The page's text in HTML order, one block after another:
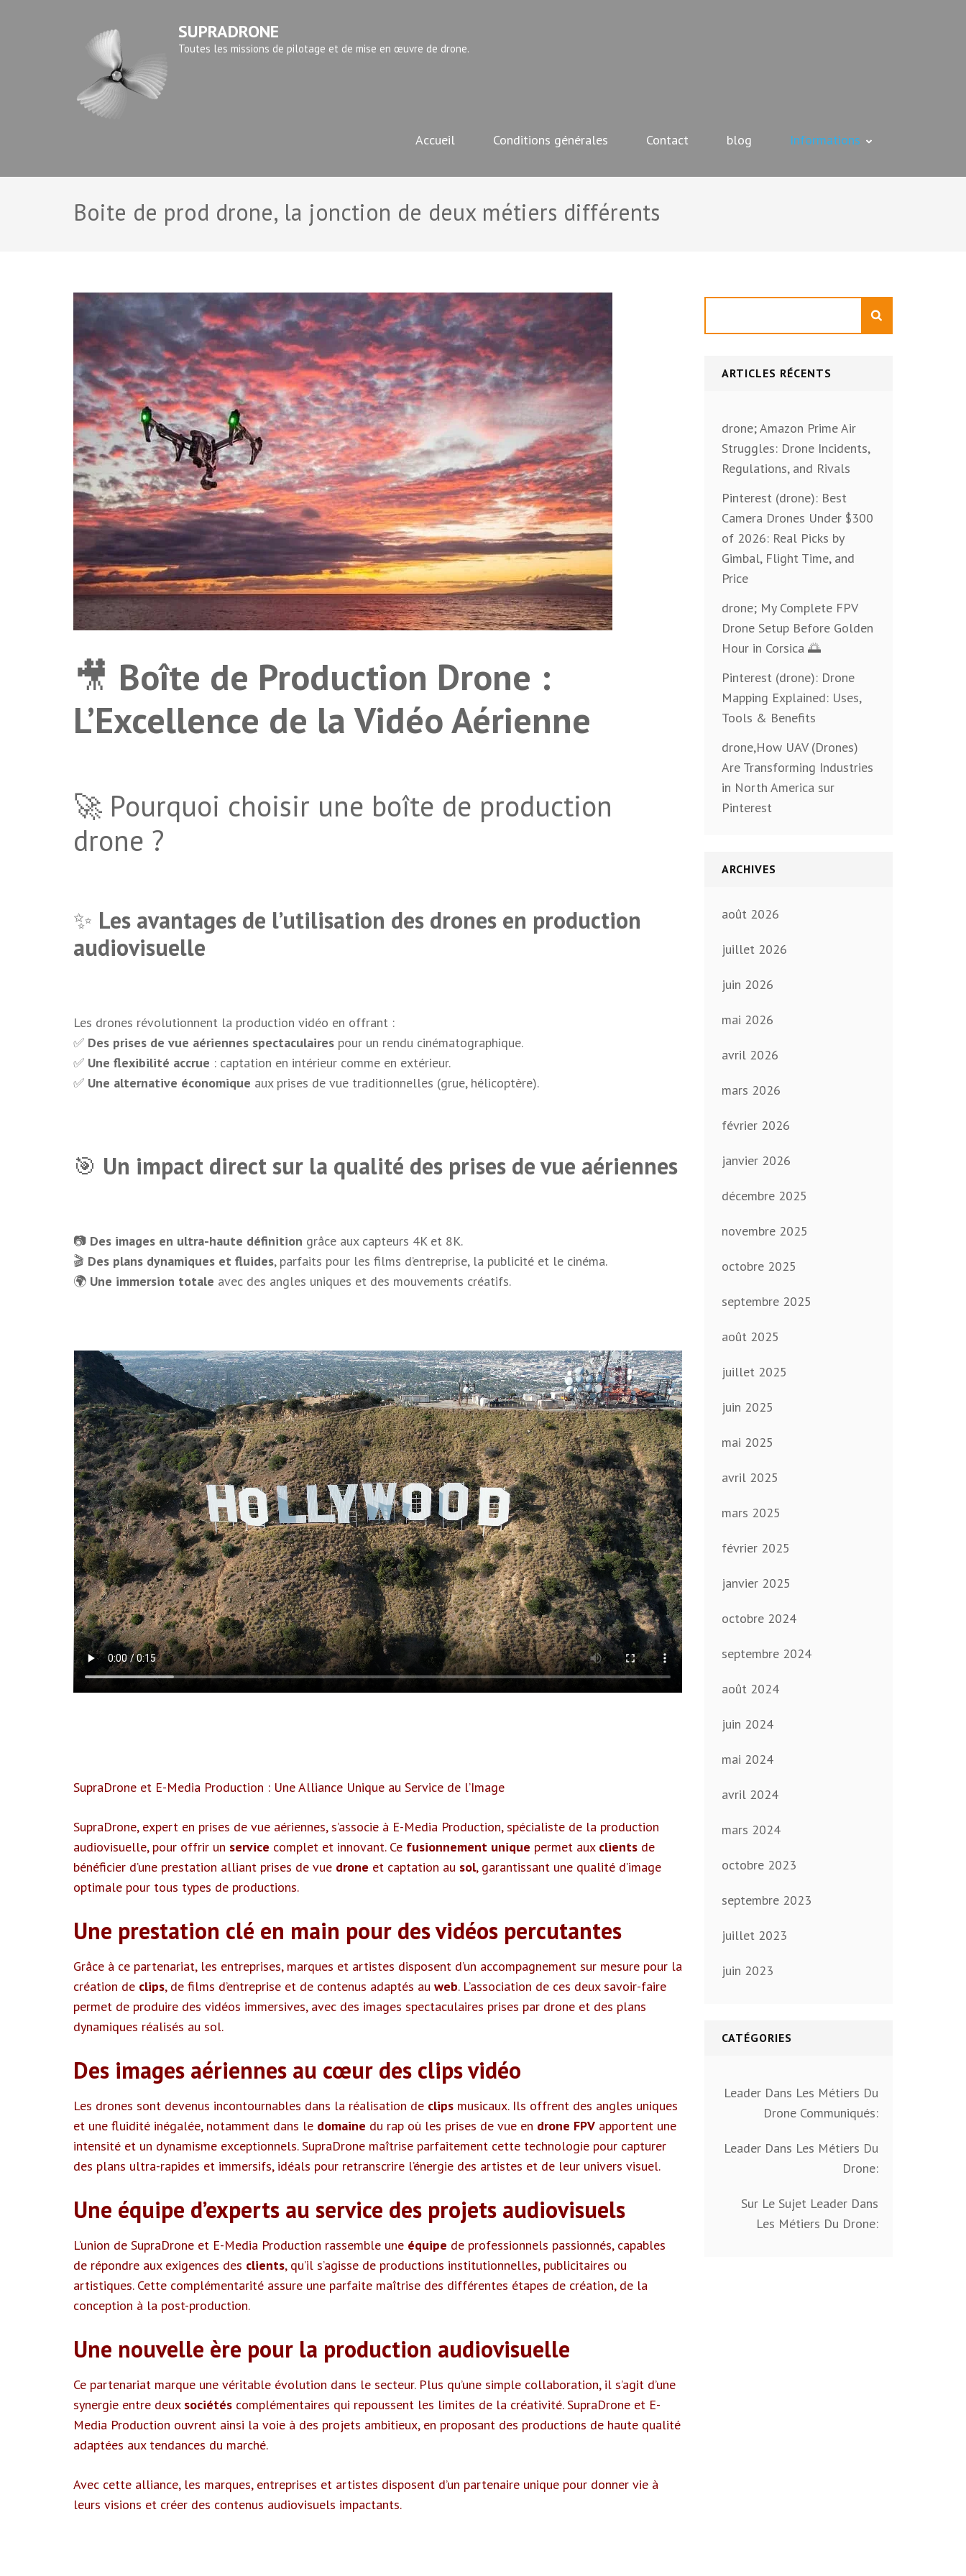
SUPRADRONE
Toutes les missions de pilotage et de mise en œuvre de drone.
Accueil Conditions générales Contact blog Informations
Boite de prod drone, la jonction de deux métiers différents
🎥 Boîte de Production Drone :
L’Excellence de la Vidéo Aérienne
🚀 Pourquoi choisir une boîte de production
drone ?
✨ Les avantages de l’utilisation des drones en production
audiovisuelle
Les drones révolutionnent la production vidéo en offrant :
✅ Des prises de vue aériennes spectaculaires pour un rendu cinématographique.
✅ Une flexibilité accrue : captation en intérieur comme en extérieur.
✅ Une alternative économique aux prises de vue traditionnelles (grue, hélicoptère).
🎯 Un impact direct sur la qualité des prises de vue aériennes
📷 Des images en ultra-haute définition grâce aux capteurs 4K et 8K.
🎬 Des plans dynamiques et fluides, parfaits pour les films d’entreprise, la publicité et le cinéma.
🌍 Une immersion totale avec des angles uniques et des mouvements créatifs.
SupraDrone et E-Media Production : Une Alliance Unique au Service de l’Image
SupraDrone, expert en prises de vue aériennes, s’associe à E-Media Production, spécialiste de la production
audiovisuelle, pour offrir un service complet et innovant. Ce fusionnement unique permet aux clients de
bénéficier d’une prestation alliant prises de vue drone et captation au sol, garantissant une qualité d’image
optimale pour tous types de productions.
Une prestation clé en main pour des vidéos percutantes
Grâce à ce partenariat, les entreprises, marques et artistes disposent d’un accompagnement sur mesure pour la
création de clips, de films d’entreprise et de contenus adaptés au web. L’association de ces deux savoir-faire
permet de produire des vidéos immersives, avec des images spectaculaires prises par drone et des plans
dynamiques réalisés au sol.
Des images aériennes au cœur des clips vidéo
Les drones sont devenus incontournables dans la réalisation de clips musicaux. Ils offrent des angles uniques
et une fluidité inégalée, notamment dans le domaine du rap où les prises de vue en drone FPV apportent une
intensité et un dynamisme exceptionnels. SupraDrone maîtrise parfaitement cette technologie pour capturer
des plans ultra-rapides et immersifs, idéals pour retranscrire l’énergie des artistes et de leur univers visuel.
Une équipe d’experts au service des projets audiovisuels
L’union de SupraDrone et E-Media Production rassemble une équipe de professionnels passionnés, capables
de répondre aux exigences des clients, qu’il s’agisse de productions institutionnelles, publicitaires ou
artistiques. Cette complémentarité assure une parfaite maîtrise des différentes étapes de création, de la
conception à la post-production.
Une nouvelle ère pour la production audiovisuelle
Ce partenariat marque une véritable évolution dans le secteur. Plus qu’une simple collaboration, il s’agit d’une
synergie entre deux sociétés complémentaires qui repoussent les limites de la créativité. SupraDrone et E-
Media Production ouvrent ainsi la voie à des projets ambitieux, en proposant des productions de haute qualité
adaptées aux tendances du marché.
Avec cette alliance, les marques, entreprises et artistes disposent d’un partenaire unique pour donner vie à
leurs visions et créer des contenus audiovisuels impactants.
ARTICLES RÉCENTS
drone; Amazon Prime Air
Struggles: Drone Incidents,
Regulations, and Rivals
Pinterest (drone): Best
Camera Drones Under $300
of 2026: Real Picks by
Gimbal, Flight Time, and
Price
drone; My Complete FPV
Drone Setup Before Golden
Hour in Corsica 🌅
Pinterest (drone): Drone
Mapping Explained: Uses,
Tools & Benefits
drone,How UAV (Drones)
Are Transforming Industries
in North America sur
Pinterest
ARCHIVES
août 2026
juillet 2026
juin 2026
mai 2026
avril 2026
mars 2026
février 2026
janvier 2026
décembre 2025
novembre 2025
octobre 2025
septembre 2025
août 2025
juillet 2025
juin 2025
mai 2025
avril 2025
mars 2025
février 2025
janvier 2025
octobre 2024
septembre 2024
août 2024
juin 2024
mai 2024
avril 2024
mars 2024
octobre 2023
septembre 2023
juillet 2023
juin 2023
CATÉGORIES
Leader Dans Les Métiers Du
Drone Communiqués:
Leader Dans Les Métiers Du
Drone:
Sur Le Sujet Leader Dans
Les Métiers Du Drone: